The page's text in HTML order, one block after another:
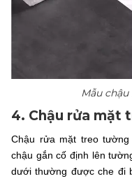
Mẫu
4. Chậu rửa mặt
Chậu rửa mặt treo
chậu gắn cố định lên
dưới thường được che đi